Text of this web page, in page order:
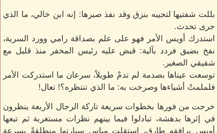
بللت شفتيها لتجيبه بنزق وقد نفذ صبرها: إنه ابن خالي، ما الذي
جرى تحدث.
استدرك أويس الأمر فهو على علم بصداقة رامي وورد السرية،
نفخ بضيق فردد بآلية: قبض عليه رئيس المخفر منذ قليل مع
شقيقي الصغير.
توسعت عيناها بصدمة لم تدمْ طويلاً، سرعان ما استدركت الأمر
فلملمتْ أشياءها وصرخت به: ما الذي تنتظره؟! تعال!
خرجت من فورها بخطوات سريعة تاركة الرجال الأربعة ينظرون
في إثرها بدهشة، تبادلوا فيما بينهم نظرات مستغربة ثم تبعها
أويس يرافقه طارق، استقلت مياس سيارتها منطلقةً بسرعة